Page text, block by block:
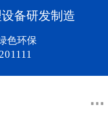
备研发制造
色环保